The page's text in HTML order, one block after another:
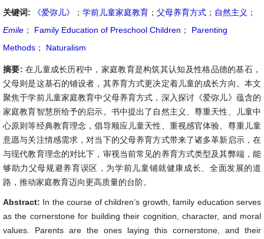
关键词:
《爱弥儿》 ； 学前儿童家庭教育 ； 父母养育方式 ； 自然主义 ；
Emile ； Family Education of Preschool Children ；
Parenting
Methods ； Naturalism
摘要: 在儿童成长历程中，家庭教育是构筑其认知及性格品德的基石，
父母则是这基石的铺设者，其养育方式更决定着儿童的成长方向。本文
聚焦于学前儿童家庭教育中父母养育方式，深入探讨《爱弥儿》蕴含的
家庭教育智慧所给予的启示。书中提出了自然主义、尊重天性、儿童中
心原则等经典教育理念，倡导顺应儿童天性、重视感官体验、尊重儿童
意愿与关注情感需求，对当下的父母养育方式带来了诸多革新启示，在
与现代教育理念的对比下，审视当前常见的养育方式类型及其弊端，能
够助力父母规避养育误区，为学前儿童铺就健康成长、全面发展的道
路，推动家庭教育迈向更高质量的台阶。
Abstract: In the course of children’s growth, family education serves
as the cornerstone for building their cognition, character, and moral
values. Parents are the ones laying this cornerstone, and their